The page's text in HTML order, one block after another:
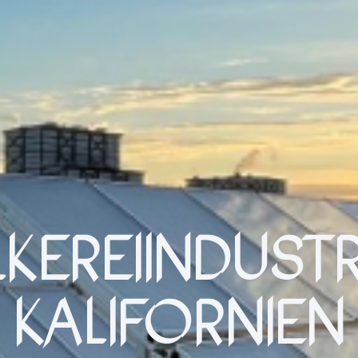
KALIFORNIEN